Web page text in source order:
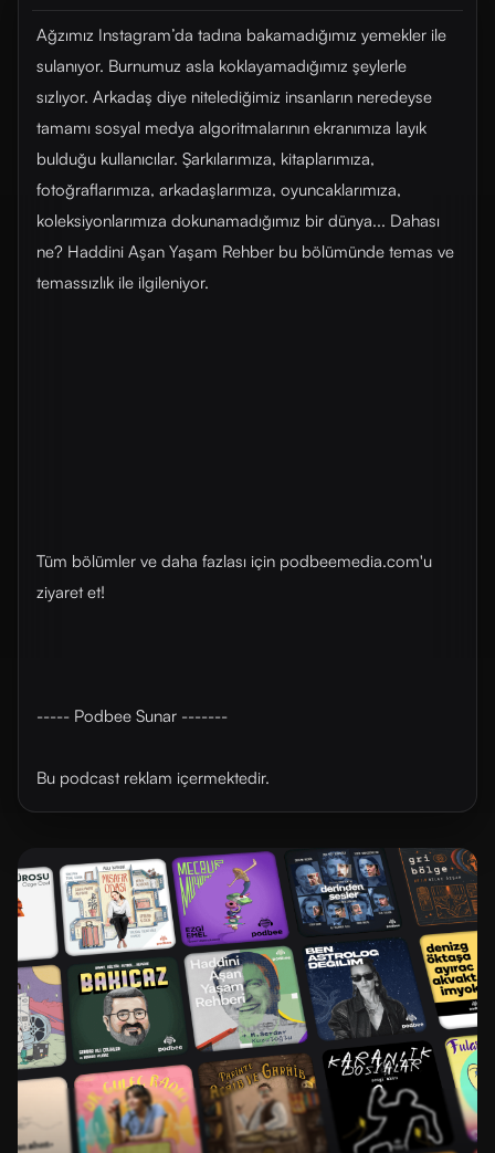
Ağzımız Instagram’da tadına bakamadığımız yemekler ile
sulanıyor. Burnumuz asla koklayamadığımız şeylerle
sızlıyor. Arkadaş diye nitelediğimiz insanların neredeyse
tamamı sosyal medya algoritmalarının ekranımıza layık
bulduğu kullanıcılar. Şarkılarımıza, kitaplarımıza,
fotoğraflarımıza, arkadaşlarımıza, oyuncaklarımıza,
koleksiyonlarımıza dokunamadığımız bir dünya... Dahası
ne? Haddini Aşan Yaşam Rehber bu bölümünde temas ve
temassızlık ile ilgileniyor.
Tüm bölümler ve daha fazlası için ⁠⁠podbeemedia.com⁠⁠'u
ziyaret et!
----- Podbee Sunar -------
Bu podcast reklam içermektedir.